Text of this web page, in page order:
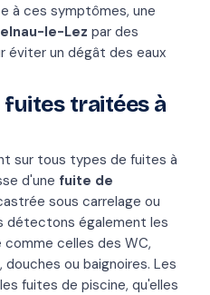
à ces symptômes, une
le-Lez par des
éviter un dégât des eaux
fuites traitées à
sur tous types de fuites à
d'une fuite de
sous carrelage ou
détectons également les
celles des WC,
ou baignoires. Les
fuites de piscine, qu'elles